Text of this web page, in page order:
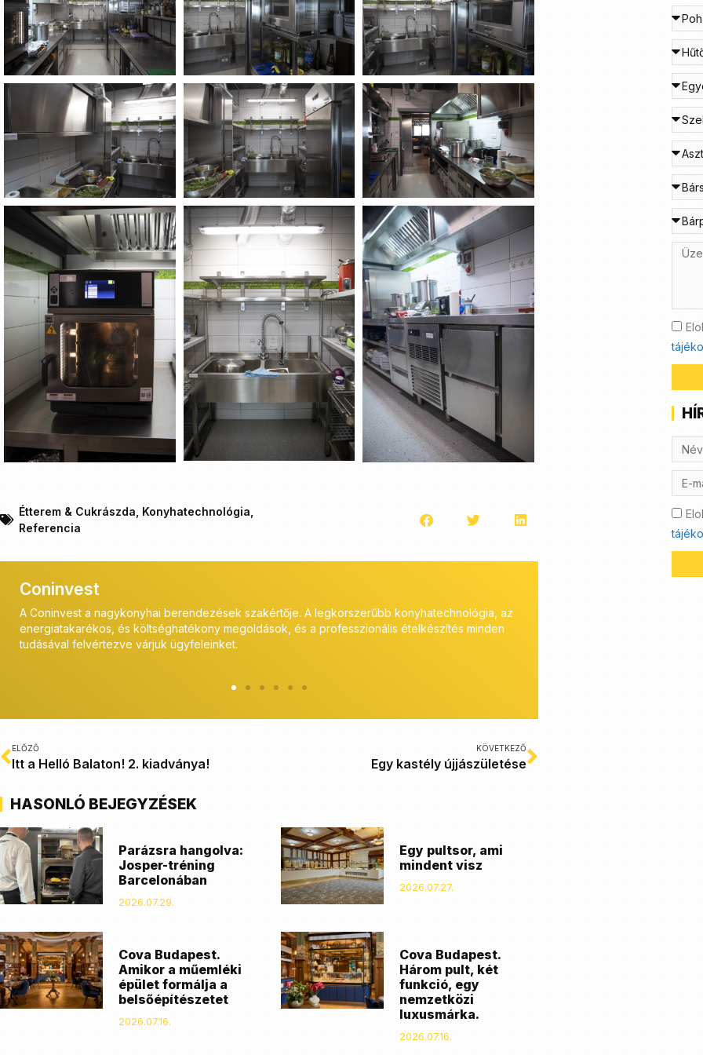
Étterem & Cukrászda, Konyhatechnológia,
Referencia
Coninvest
A Coninvest a vendéglátóipar szakértői számára kínál professzionális megoldásokat. A tervezés
és a kivitelezés során is ügyfeleink mellett állunk, szerviz szolgáltatásaink pedig hosszútávon is
biztosítják a megfelelő működést.
ELŐZŐ
Itt a Helló Balaton! 2. kiadványa!
KÖVETKEZŐ
Egy kastély újjászületése
HASONLÓ BEJEGYZÉSEK
Parázsra hangolva:
Josper-tréning
Barcelonában
2026.07.29.
Egy pultsor, ami
mindent visz
2026.07.27.
Cova Budapest.
Amikor a műemléki
épület formálja a
belsőépítészetet
2026.07.16.
Cova Budapest.
Három pult, két
funkció, egy
nemzetközi
luxusmárka.
2026.07.16.